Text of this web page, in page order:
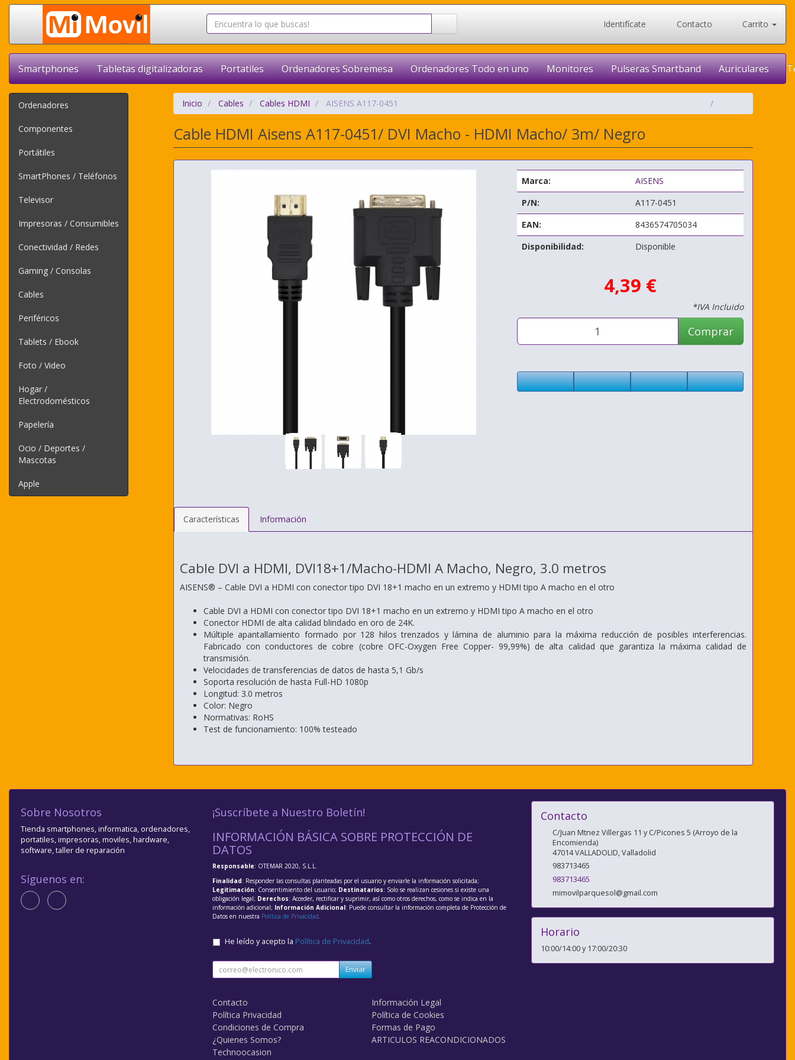
Identifícate Contacto Carrito
Smartphones Tabletas digitalizadoras Portatiles Ordenadores Sobremesa Ordenadores Todo en uno Monitores Pulseras Smartband Auriculares
Ordenadores
Componentes
Portátiles
SmartPhones / Teléfonos
Televisor
Impresoras / Consumibles
Conectividad / Redes
Gaming / Consolas
Cables
Periféricos
Tablets / Ebook
Foto / Video
Hogar /
Electrodomésticos
Papelería
Ocio / Deportes /
Mascotas
Apple
Inicio Cables Cables HDMI AISENS A117-0451
Cable HDMI Aisens A117-0451/ DVI Macho - HDMI Macho/ 3m/ Negro
Marca:
AISENS
P/N:
A117-0451
EAN:
8436574705034
Disponibilidad:
Disponible
4,39 €
*IVA Incluido
Comprar
Características Información
Cable DVI a HDMI, DVI18+1/Macho-HDMI A Macho, Negro, 3.0 metros
AISENS® – Cable DVI a HDMI con conector tipo DVI 18+1 macho en un extremo y HDMI tipo A macho en el otro
Cable DVI a HDMI con conector tipo DVI 18+1 macho en un extremo y HDMI tipo A macho en el otro
Conector HDMI de alta calidad blindado en oro de 24K.
Múltiple apantallamiento formado por 128 hilos trenzados y lámina de aluminio para la máxima reducción de posibles interferencias.
Fabricado con conductores de cobre (cobre OFC-Oxygen Free Copper- 99,99%) de alta calidad que garantiza la máxima calidad de
transmisión.
Velocidades de transferencias de datos de hasta 5,1 Gb/s
Soporta resolución de hasta Full-HD 1080p
Longitud: 3.0 metros
Color: Negro
Normativas: RoHS
Test de funcionamiento: 100% testeado
Sobre Nosotros
Tienda smartphones, informatica, ordenadores,
portatiles, impresoras, moviles, hardware,
software, taller de reparación
Síguenos en:
¡Suscríbete a Nuestro Boletín!
INFORMACIÓN BÁSICA SOBRE PROTECCIÓN DE
DATOS
Responsable: OTEMAR 2020, S.L.L.
Finalidad: Responder las consultas planteadas por el usuario y enviarle la información solicitada;
Legitimación: Consentimiento del usuario; Destinatarios: Solo se realizan cesiones si existe una
obligación legal; Derechos: Acceder, rectificar y suprimir, así como otros derechos, como se indica en la
información adicional; Información Adicional: Puede consultar la información completa de Protección de
Datos en nuestra Política de Privacidad.
He leído y acepto la Política de Privacidad.
Enviar
Contacto
Información Legal
Política Privacidad
Política de Cookies
Condiciones de Compra
Formas de Pago
¿Quienes Somos?
ARTICULOS REACONDICIONADOS
Technoocasion
Contacto
C/Juan Mtnez Villergas 11 y C/Picones 5 (Arroyo de la
Encomienda)
47014VALLADOLID,Valladolid
983713465
983713465
mimovilparquesol@gmail.com
Horario
10:00/14:00 y 17:00/20:30